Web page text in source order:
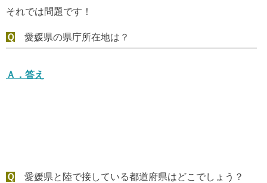
それでは問題です！
Ｑ 愛媛県の県庁所在地は？
Ａ． 答え
Ｑ
愛媛県と陸で接している都道府県はどこでしょう？